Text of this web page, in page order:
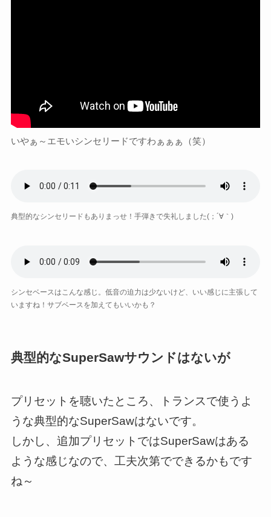
いやぁ～エモいシンセリードですわぁぁぁ（笑）
典型的なシンセリードもありまっせ！手弾きで失礼しました(；´∀｀)
シンセベースはこんな感じ。低音の迫力は少ないけど、いい感じに主張して
いますね！サブベースを加えてもいいかも？
典型的なSuperSawサウンドはないが
プリセットを聴いたところ、トランスで使うよ
うな典型的なSuperSawはないです。
しかし、追加プリセットではSuperSawはある
ような感じなので、工夫次第でできるかもです
ね～